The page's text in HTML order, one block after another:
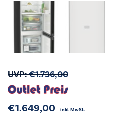
UVP:€1.736,00
€1.649,00 inkl. MwSt.